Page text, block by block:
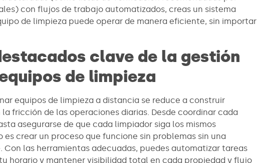
con flujos de trabajo automatizados, creas un sistema
de limpieza puede operar de manera eficiente, sin importar
clave de la gestión
de limpieza
equipos de limpieza a distancia se reduce a construir
fricción de las operaciones diarias. Desde coordinar cada
asegurarse de que cada limpiador siga los mismos
es crear un proceso que funcione sin problemas sin una
Con las herramientas adecuadas, puedes automatizar tareas
horario y mantener visibilidad total en cada propiedad y flujo